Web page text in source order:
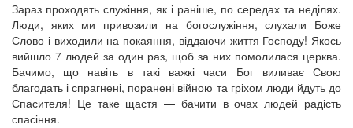
Зараз проходять служіння, як і раніше, по середах та неділях.
Люди, яких ми привозили на богослужіння, слухали Боже
Слово і виходили на покаяння, віддаючи життя Господу! Якось
вийшло 7 людей за один раз, щоб за них помолилася церква.
Бачимо, що навіть в такі важкі часи Бог виливає Свою
благодать і спрагнені, поранені війною та гріхом люди йдуть до
Спасителя! Це таке щастя — бачити в очах людей радість
спасіння.